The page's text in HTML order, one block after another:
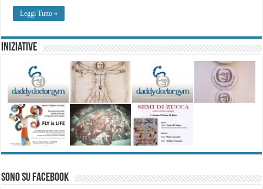
Leggi Tutto »
Iniziative
Sono su Facebook